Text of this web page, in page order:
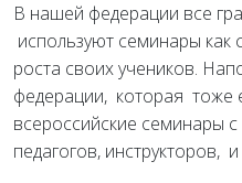
В нашей федерации все
используют семинары
роста своих учеников.
федерации, которая тоже
всероссийские семинары
педагогов, инструкторов,